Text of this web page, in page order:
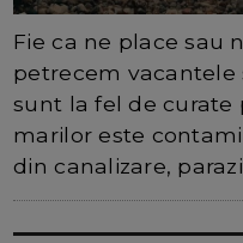
Fie ca ne place sau
petrecem vacantele
sunt la fel de curate
marilor este
din canalizare,